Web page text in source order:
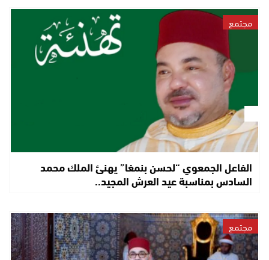
مجتمع
الفاعل الجمعوي “لحسن بنمغا” يهنئ الملك محمد
السادس بمناسبة عيد العرش المجيد..
مجتمع